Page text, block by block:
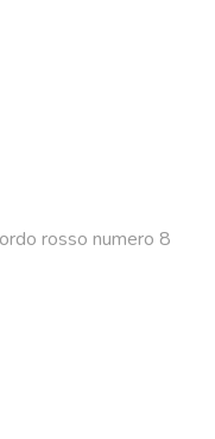
rosso numero 8